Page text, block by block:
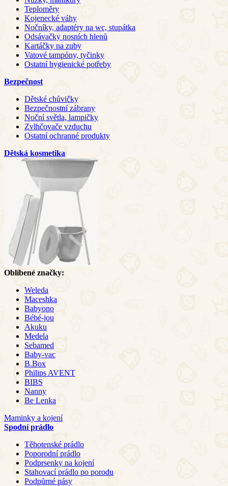
Teploměry
Kojenecké váhy
Nočníky, adaptéry na wc, stupátka
Odsávačky nosních hlenů
Kartáčky na zuby
Vatové tampóny, tyčinky
Ostatní hygienické potřeby
Bezpečnost
Dětské chůvičky
Bezpečnostní zábrany
Noční světla, lampičky
Zvlhčovače vzduchu
Ostatní ochranné produkty
Dětská kosmetika
Oblíbené značky:
Weleda
Maceshka
Babyono
Bébé-jou
Akuku
Medela
Sebamed
Baby-vac
B.Box
Philips AVENT
BIBS
Nanny
Be Lenka
Maminky a kojení
Spodní prádlo
Těhotenské prádlo
Poporodní prádlo
Podprsenky na kojení
Stahovací prádlo po porodu
Podpůrné pásy